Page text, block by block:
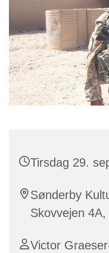
Tirsdag 29.
Sønderby
Skovvejen
Victor